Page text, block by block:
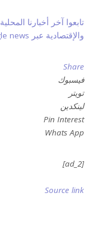
تابعوا آخر أخبارنا
والإقتصادية عبر Google news
Share
فيسبوك
تويتر
لينكدين
Pin Interest
Whats App
[ad_2]
Source link